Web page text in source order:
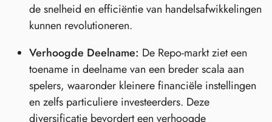
de snelheid en efficiëntie van handelsafwikkelingen
kunnen revolutioneren.
Verhoogde Deelname: De Repo-markt ziet een
toename in deelname van een breder scala aan
spelers, waaronder kleinere financiële instellingen
en zelfs particuliere investeerders. Deze
diversificatie bevordert een verhoogde